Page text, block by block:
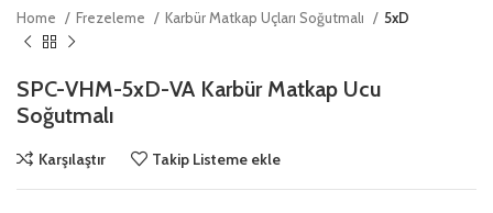
Home Frezeleme Karbür Matkap Uçları Soğutmalı 5xD
SPC-VHM-5xD-VA Karbür Matkap Ucu
Soğutmalı
Karşılaştır Takip Listeme ekle